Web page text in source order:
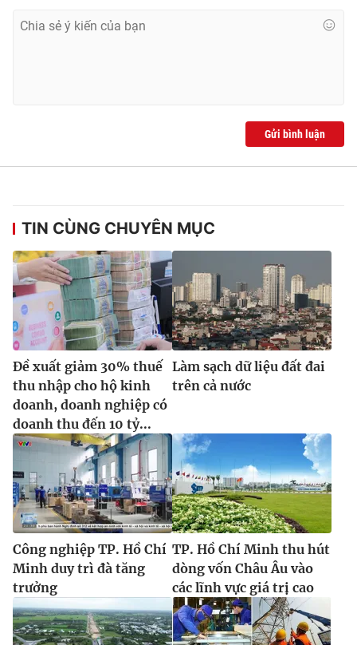
Gửi bình luận
TIN CÙNG CHUYÊN MỤC
Đề xuất giảm 30% thuế
thu nhập cho hộ kinh
doanh, doanh nghiệp có
doanh thu đến 10 tỷ...
Làm sạch dữ liệu đất đai
trên cả nước
Công nghiệp TP. Hồ Chí
Minh duy trì đà tăng
trưởng
TP. Hồ Chí Minh thu hút
dòng vốn Châu Âu vào
các lĩnh vực giá trị cao